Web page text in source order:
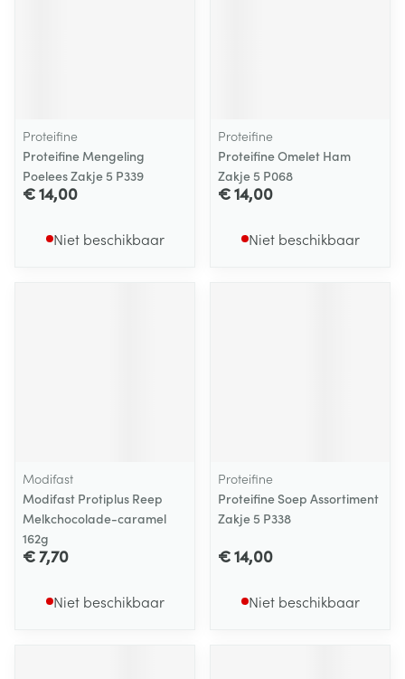
Proteifine
Proteifine Mengeling
Poelees Zakje 5 P339
€ 14,00
Niet beschikbaar
Proteifine
Proteifine Omelet Ham
Zakje 5 P068
€ 14,00
Niet beschikbaar
Modifast
Modifast Protiplus Reep
Melkchocolade-caramel
162g
€ 7,70
Niet beschikbaar
Proteifine
Proteifine Soep Assortiment
Zakje 5 P338
€ 14,00
Niet beschikbaar